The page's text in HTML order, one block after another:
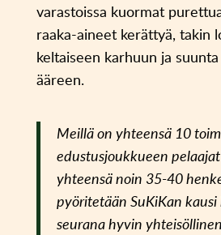
varastoissa kuormat
raaka-aineet kerättyä, takin
keltaiseen karhuun ja
ääreen.
Meillä on yhteensä 10
edustusjoukkueen
yhteensä noin 35-40
pyöritetään SuKiKan kausi
seurana hyvin